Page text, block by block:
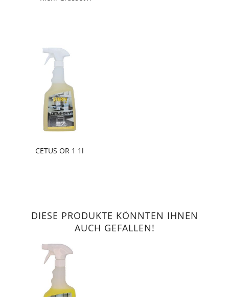
CETUS OR 1 1l
DIESE PRODUKTE KÖNNTEN IHNEN
AUCH GEFALLEN!